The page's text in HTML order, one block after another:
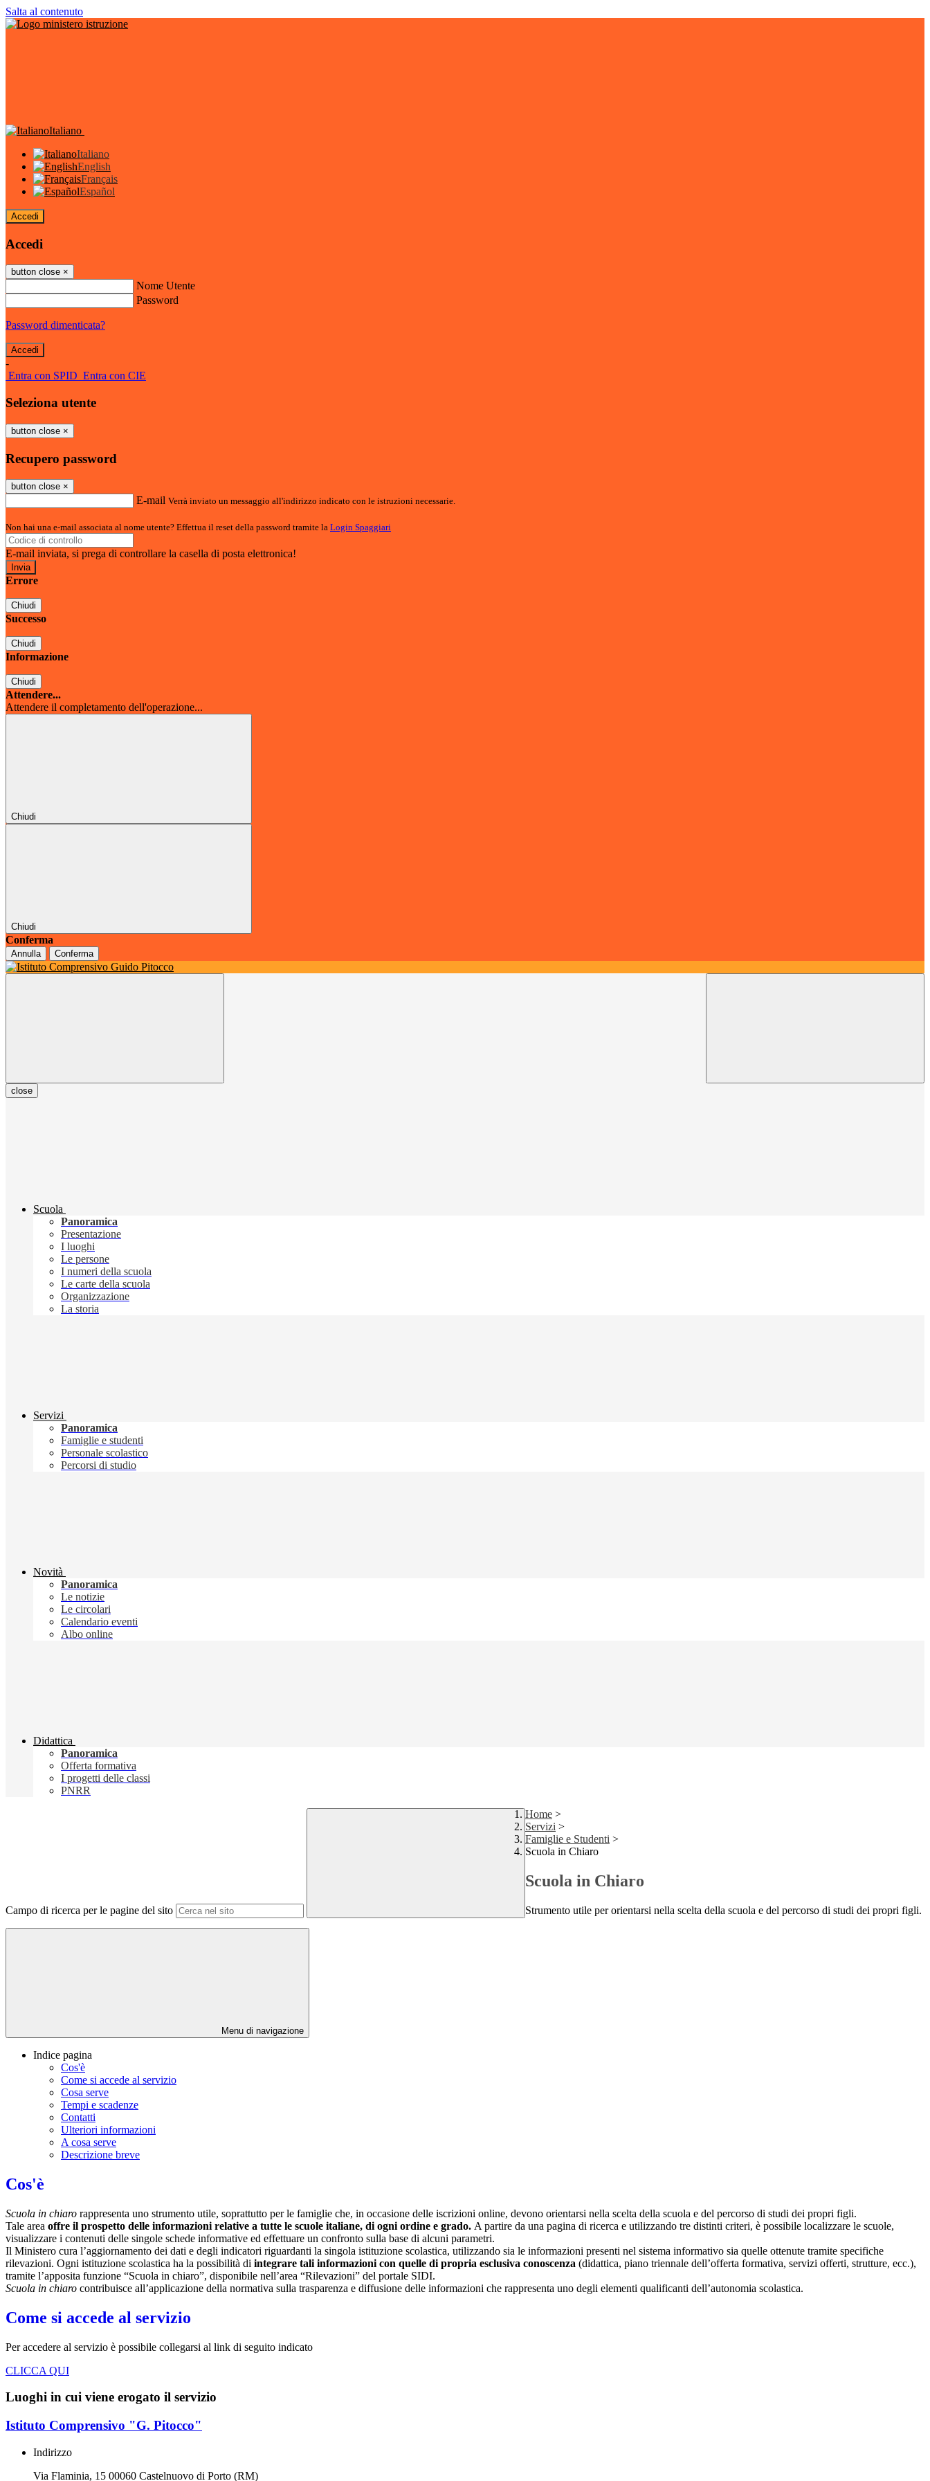
Salta al contenuto
Italiano
Italiano
English
Français
Español
Accedi
Accedi
button close ×
Nome Utente
Password
Password dimenticata?
-
Entra con SPID Entra con CIE
Seleziona utente
button close ×
Recupero password
button close ×
E-mail Verrà inviato un messaggio all'indirizzo indicato con le istruzioni necessarie.
Non hai una e-mail associata al nome utente? Effettua il reset della password tramite la Login Spaggiari
E-mail inviata, si prega di controllare la casella di posta elettronica!
Errore
Chiudi
Successo
Chiudi
Informazione
Chiudi
Attendere...
Attendere il completamento dell'operazione...
Chiudi
Chiudi
Conferma
Annulla Conferma
close
Scuola
Panoramica
Presentazione
I luoghi
Le persone
I numeri della scuola
Le carte della scuola
Organizzazione
La storia
Servizi
Panoramica
Famiglie e studenti
Personale scolastico
Percorsi di studio
Novità
Panoramica
Le notizie
Le circolari
Calendario eventi
Albo online
Didattica
Panoramica
Offerta formativa
I progetti delle classi
PNRR
Campo di ricerca per le pagine del sito
Home >
Servizi >
Famiglie e Studenti >
Scuola in Chiaro
Scuola in Chiaro
Strumento utile per orientarsi nella scelta della scuola e del percorso di studi dei propri figli.
Menu di navigazione
Indice pagina
Cos'è
Come si accede al servizio
Cosa serve
Tempi e scadenze
Contatti
Ulteriori informazioni
A cosa serve
Descrizione breve
Cos'è
Scuola in chiaro rappresenta uno strumento utile, soprattutto per le famiglie che, in occasione delle iscrizioni online, devono orientarsi nella scelta della scuola e del percorso di studi dei propri figli.
Tale area offre il prospetto delle informazioni relative a tutte le scuole italiane, di ogni ordine e grado. A partire da una pagina di ricerca e utilizzando tre distinti criteri, è possibile localizzare le scuole,
visualizzare i contenuti delle singole schede informative ed effettuare un confronto sulla base di alcuni parametri.
Il Ministero cura l’aggiornamento dei dati e degli indicatori riguardanti la singola istituzione scolastica, utilizzando sia le informazioni presenti nel sistema informativo sia quelle ottenute tramite specifiche
rilevazioni. Ogni istituzione scolastica ha la possibilità di integrare tali informazioni con quelle di propria esclusiva conoscenza (didattica, piano triennale dell’offerta formativa, servizi offerti, strutture, ecc.),
tramite l’apposita funzione “Scuola in chiaro”, disponibile nell’area “Rilevazioni” del portale SIDI.
Scuola in chiaro contribuisce all’applicazione della normativa sulla trasparenza e diffusione delle informazioni che rappresenta uno degli elementi qualificanti dell’autonomia scolastica.
Come si accede al servizio
Per accedere al servizio è possibile collegarsi al link di seguito indicato
CLICCA QUI
Luoghi in cui viene erogato il servizio
Istituto Comprensivo "G. Pitocco"
Indirizzo
Via Flaminia, 15 00060 Castelnuovo di Porto (RM)